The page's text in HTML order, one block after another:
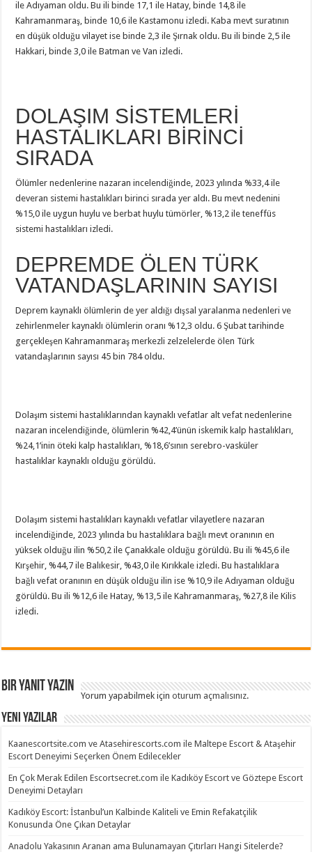
ile Adıyaman oldu. Bu ili binde 17,1 ile Hatay, binde 14,8 ile
Kahramanmaraş, binde 10,6 ile Kastamonu izledi. Kaba mevt suratının
en düşük olduğu vilayet ise binde 2,3 ile Şırnak oldu. Bu ili binde 2,5 ile
Hakkari, binde 3,0 ile Batman ve Van izledi.
DOLAŞIM SİSTEMLERİ
HASTALIKLARI BİRİNCİ
SIRADA
Ölümler nedenlerine nazaran incelendiğinde, 2023 yılında %33,4 ile
deveran sistemi hastalıkları birinci sırada yer aldı. Bu mevt nedenini
%15,0 ile uygun huylu ve berbat huylu tümörler, %13,2 ile teneffüs
sistemi hastalıkları izledi.
DEPREMDE ÖLEN TÜRK
VATANDAŞLARININ SAYISI
Deprem kaynaklı ölümlerin de yer aldığı dışsal yaralanma nedenleri ve
zehirlenmeler kaynaklı ölümlerin oranı %12,3 oldu. 6 Şubat tarihinde
gerçekleşen Kahramanmaraş merkezli zelzelelerde ölen Türk
vatandaşlarının sayısı 45 bin 784 oldu.
Dolaşım sistemi hastalıklarından kaynaklı vefatlar alt vefat nedenlerine
nazaran incelendiğinde, ölümlerin %42,4’ünün iskemik kalp hastalıkları,
%24,1’inin öteki kalp hastalıkları, %18,6’sının serebro-vasküler
hastalıklar kaynaklı olduğu görüldü.
Dolaşım sistemi hastalıkları kaynaklı vefatlar vilayetlere nazaran
incelendiğinde, 2023 yılında bu hastalıklara bağlı mevt oranının en
yüksek olduğu ilin %50,2 ile Çanakkale olduğu görüldü. Bu ili %45,6 ile
Kırşehir, %44,7 ile Balıkesir, %43,0 ile Kırıkkale izledi. Bu hastalıklara
bağlı vefat oranının en düşük olduğu ilin ise %10,9 ile Adıyaman olduğu
görüldü. Bu ili %12,6 ile Hatay, %13,5 ile Kahramanmaraş, %27,8 ile Kilis
izledi.
Bir yanıt yazın
Yorum yapabilmek içinoturum açmalısınız.
Yeni Yazılar
Kaanescortsite.com ve Atasehirescorts.com ile Maltepe Escort & Ataşehir
Escort Deneyimi Seçerken Önem Edilecekler
En Çok Merak Edilen Escortsecret.com ile Kadıköy Escort ve Göztepe Escort
Deneyimi Detayları
Kadıköy Escort: İstanbul’un Kalbinde Kaliteli ve Emin Refakatçilik
Konusunda Öne Çıkan Detaylar
Anadolu Yakasının Aranan ama Bulunamayan Çıtırları Hangi Sitelerde?